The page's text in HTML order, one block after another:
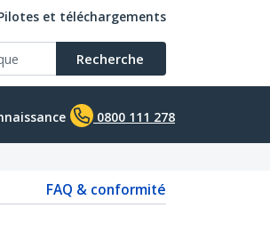
et téléchargements
Recherche
0800 111 278
FAQ & conformité